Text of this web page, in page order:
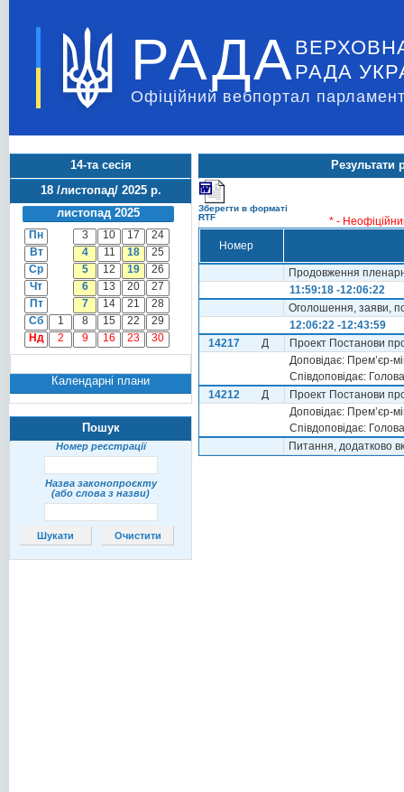
РАДА РАДА
Офіційний вебпортал
14-та сесія
18 /листопад/ 2025 р.
листопад 2025
Пн 3 10 17
24
Вт
4 11 18
25
Ср
5 12 19
26
Чт
6 13 20
27
Пт
7 14 21
28
Сб
1 8 15 22
29
Нд
2 9 16 23 30
Календарні плани
Пошук
Номер реєстрації
Назва законопроєкту
(або слова з назви)
Результати
Зберегти в форматі
RTF
* -
Номер
Продовження
11:59:18 -12:06:22
Оголошення, заяви,
12:06:22 -12:43:59
14217
Д
Проект Постанови
Доповідає: Прем’єр-
Співдоповідає:
14212
Д
Проект Постанови
Доповідає: Прем’єр-
Співдоповідає:
Питання, додатково